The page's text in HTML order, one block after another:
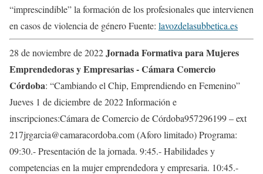
“imprescindible” la formación de los profesionales que intervienen
en casos de violencia de género Fuente: lavozdelasubbetica.es
28 de noviembre de 2022Jornada Formativa para Mujeres
Emprendedoras y Empresarias - Cámara Comercio
Córdoba: “Cambiando el Chip, Emprendiendo en Femenino”
Jueves 1 de diciembre de 2022 Información e
inscripciones:Cámara de Comercio de Córdoba957296199 – ext
217jrgarcia@camaracordoba.com (Aforo limitado) Programa:
09:30.- Presentación de la jornada. 9:45.- Habilidades y
competencias en la mujer emprendedora y empresaria. 10:45.-